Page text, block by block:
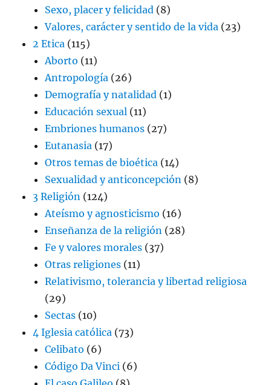
Sexo, placer y felicidad (8)
Valores, carácter y sentido de la vida (23)
2 Etica (115)
Aborto (11)
Antropología (26)
Demografía y natalidad (1)
Educación sexual (11)
Embriones humanos (27)
Eutanasia (17)
Otros temas de bioética (14)
Sexualidad y anticoncepción (8)
3 Religión (124)
Ateísmo y agnosticismo (16)
Enseñanza de la religión (28)
Fe y valores morales (37)
Otras religiones (11)
Relativismo, tolerancia y libertad religiosa
(29)
Sectas (10)
4 Iglesia católica (73)
Celibato (6)
Código Da Vinci (6)